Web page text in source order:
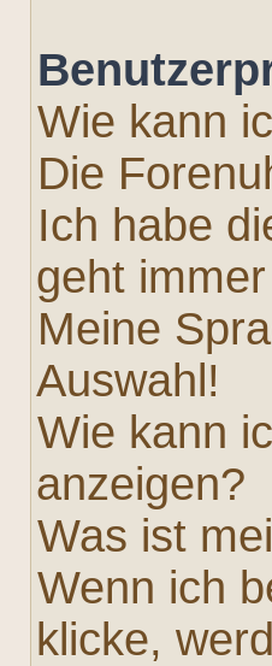
Wie kann
Die
Ich habe
geht
Meine
Auswahl!
Wie kann
anzeigen?
Was ist
Wenn ich
klicke,